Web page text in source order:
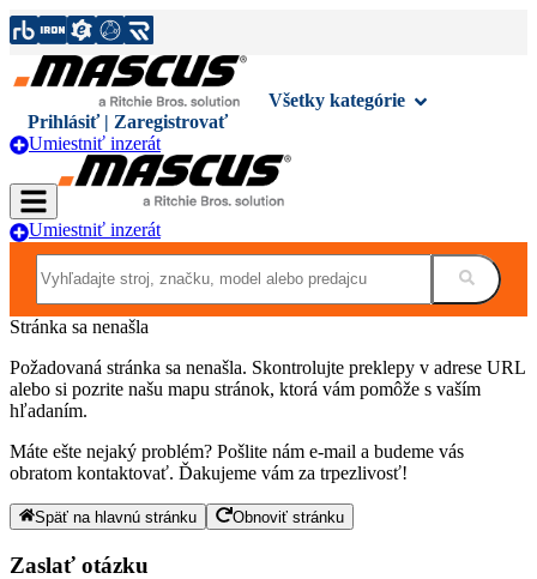
Všetky kategórie
Prihlásiť | Zaregistrovať
Umiestniť inzerát
Umiestniť inzerát
Stránka sa nenašla
Požadovaná stránka sa nenašla. Skontrolujte preklepy v adrese URL
alebo si pozrite našu mapu stránok, ktorá vám pomôže s vaším
hľadaním.
Máte ešte nejaký problém? Pošlite nám e-mail a budeme vás
obratom kontaktovať. Ďakujeme vám za trpezlivosť!
Späť na hlavnú stránku Obnoviť stránku
Zaslať otázku